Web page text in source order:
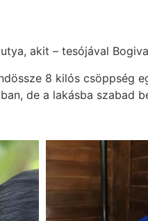
akit – tesójával
8 kilós csöppség
de a lakásba szabad